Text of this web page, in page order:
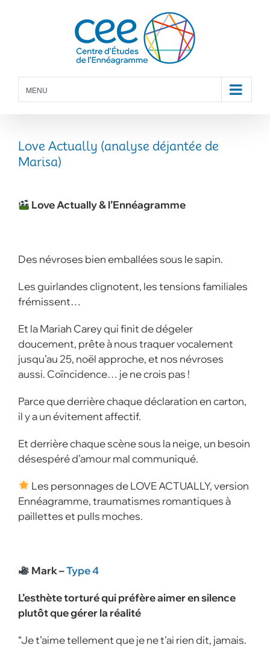
MENU
Love Actually (analyse déjantée de
Marisa)
Love Actually & l’Ennéagramme
Des névroses bien emballées sous le sapin.
Les guirlandes clignotent, les tensions familiales
frémissent…
Et la Mariah Carey qui finit de dégeler
doucement, prête à nous traquer vocalement
jusqu’au 25, noël approche, et nos névroses
aussi. Coïncidence… je ne crois pas !
Parce que derrière chaque déclaration en carton,
il y a un évitement affectif.
Et derrière chaque scène sous la neige, un besoin
désespéré d’amour mal communiqué.
Les personnages de LOVE ACTUALLY, version
Ennéagramme, traumatismes romantiques à
paillettes et pulls moches.
Mark –Type 4
L’esthète torturé qui préfère aimer en silence
plutôt que gérer la réalité
“Je t’aime tellement que je ne t’ai rien dit, jamais.